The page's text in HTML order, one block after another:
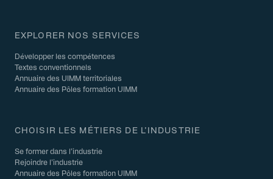
EXPLORER NOS SERVICES
Développer les compétences
Textes conventionnels
Annuaire des UIMM territoriales
Annuaire des Pôles formation UIMM
CHOISIR LES MÉTIERS DE L’INDUSTRIE
Se former dans l’industrie
Rejoindre l’industrie
Annuaire des Pôles formation UIMM